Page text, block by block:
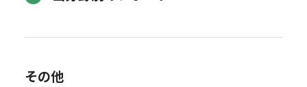
その他